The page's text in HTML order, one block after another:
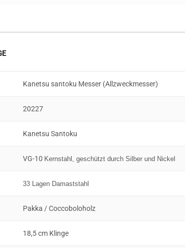
Kanetsu santoku Messer (Allzweckmesser)
20227
Kanetsu Santoku
VG-10 Kernstahl, geschützt durch Silber und Nickel
33 Lagen Damaststahl
Pakka / Coccoboloholz
18,5 cm Klinge